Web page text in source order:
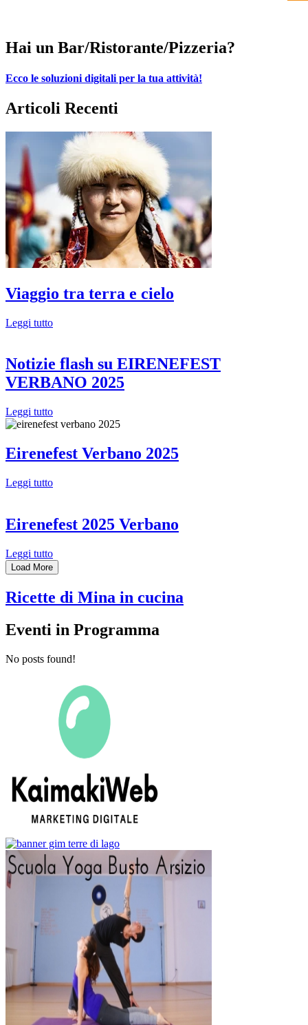
Hai un Bar/Ristorante/Pizzeria?
Ecco le soluzioni digitali per la tua attività!
Articoli Recenti
Viaggio tra terra e cielo
Leggi tutto
Notizie flash su EIRENEFEST
VERBANO 2025
Leggi tutto
Eirenefest Verbano 2025
Leggi tutto
Eirenefest 2025 Verbano
Leggi tutto
Load More
Ricette di Mina in cucina
Eventi in Programma
No posts found!